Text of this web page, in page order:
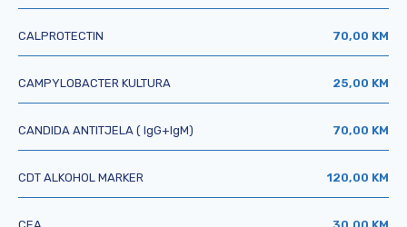
CALPROTECTIN 70,00 KM
CAMPYLOBACTER KULTURA 25,00 KM
CANDIDA ANTITJELA ( IgG+IgM) 70,00 KM
CDT ALKOHOL MARKER 120,00 KM